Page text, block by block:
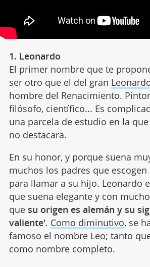
1. Leonardo
El primer nombre que te
ser otro que el del gran
hombre del Renacimiento.
filósofo, científico... Es
una parcela de estudio en la
no destacara.
En su honor, y porque suena
muchos los padres que
para llamar a su hijo. Leonardo
que suena elegante y con
que su origen es alemán y su
valiente'. Como diminutivo, se
famoso el nombre Leo; tanto
como nombre completo.